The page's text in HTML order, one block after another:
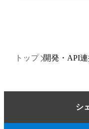
トップ 開発・API
シ